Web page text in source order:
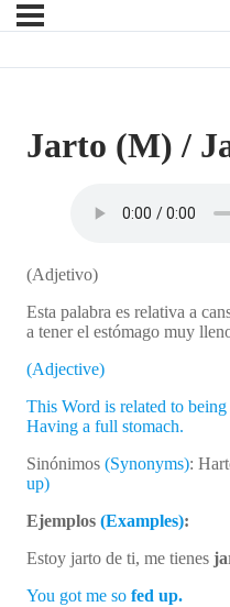
Jarto (M) /
(Adjetivo)
Esta palabra es relativa a
a tener el estómago muy
(Adjective)
This Word is related to
Having a full stomach.
Sinónimos (Synonyms):
up)
Ejemplos (Examples):
Estoy jarto de ti, me tienes
You got me so fed up.